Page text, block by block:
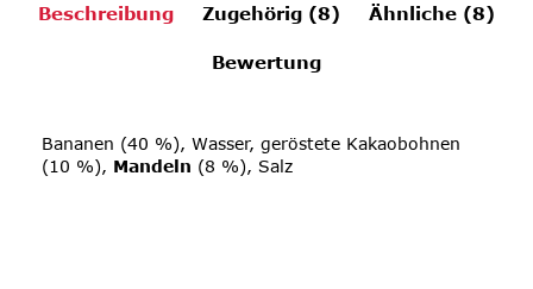
Beschreibung Zugehörig (8) Ähnliche (8)
Bewertung
Bananen (40 %), Wasser, geröstete Kakaobohnen
(10 %), Mandeln (8 %), Salz